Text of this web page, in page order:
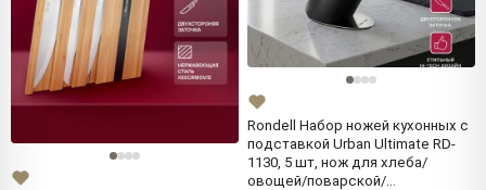
Rondell Набор ножей кухонных с
подставкой Urban Ultimate RD-
1130, 5 шт, нож для хлеба/
овощей/поварской/